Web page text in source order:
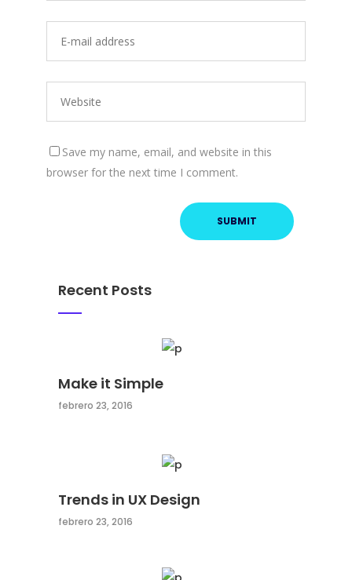
Save my name, email, and website in this
browser for the next time I comment.
Recent Posts
Make it Simple
febrero 23, 2016
Trends in UX Design
febrero 23, 2016